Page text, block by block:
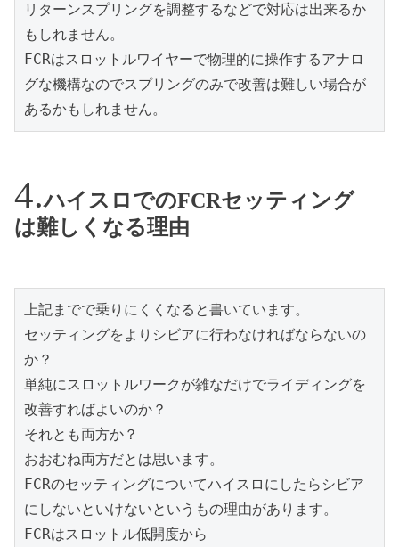
リターンスプリングを調整するなどで対応は出来るか
もしれません。
FCRはスロットルワイヤーで物理的に操作するアナロ
グな機構なのでスプリングのみで改善は難しい場合が
あるかもしれません。
ハイスロでのFCRセッティング
は難しくなる理由
上記までで乗りにくくなると書いています。
セッティングをよりシビアに行わなければならないの
か？
単純にスロットルワークが雑なだけでライディングを
改善すればよいのか？
それとも両方か？
おおむね両方だとは思います。
FCRのセッティングについてハイスロにしたらシビア
にしないといけないというもの理由があります。
FCRはスロットル低開度から